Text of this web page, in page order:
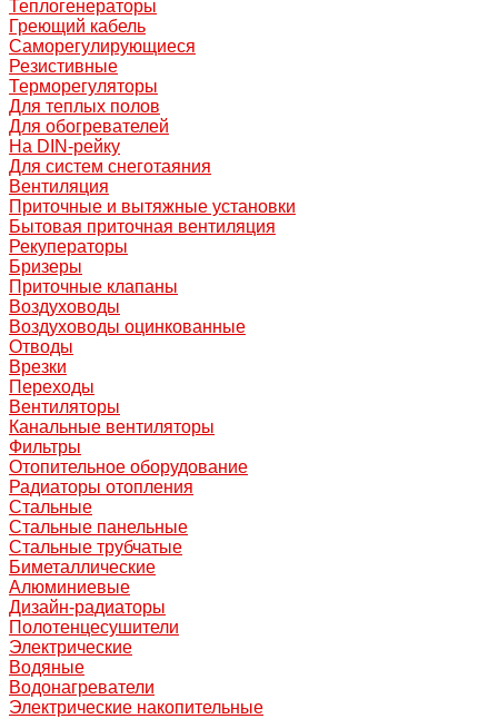
Теплогенераторы
Греющий кабель
Саморегулирующиеся
Резистивные
Терморегуляторы
Для теплых полов
Для обогревателей
На DIN-рейку
Для систем снеготаяния
Вентиляция
Приточные и вытяжные установки
Бытовая приточная вентиляция
Рекуператоры
Бризеры
Приточные клапаны
Воздуховоды
Воздуховоды оцинкованные
Отводы
Врезки
Переходы
Вентиляторы
Канальные вентиляторы
Фильтры
Отопительное оборудование
Радиаторы отопления
Стальные
Стальные панельные
Стальные трубчатые
Биметаллические
Алюминиевые
Дизайн-радиаторы
Полотенцесушители
Электрические
Водяные
Водонагреватели
Электрические накопительные